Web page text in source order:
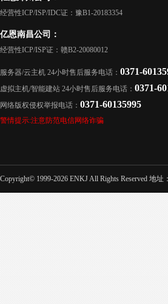
经营性ICP/ISP/IDC证：豫B1-20183354
亿恩南昌公司：
经营性ICP/ISP证：赣B2-20080012
服务器/云主机 24小时售后服务电话： 0371-
虚拟主机/智能建站 24小时售后服务电话： 0371-
网络版权侵权举报电话： 0371-60135995
警情提示:注意防范电信网络诈骗
Copyright© 1999-2026 ENKJ All Rights Reserved